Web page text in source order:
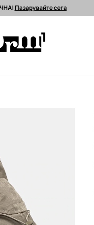
до 24 часа >
Пазарувайте сега